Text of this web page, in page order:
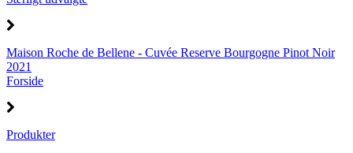
Maison Roche de Bellene - Cuvée Reserve Bourgogne Pinot Noir
2021
Forside
Produkter